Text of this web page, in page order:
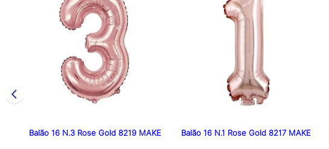
Balão 16 N.3 Rose Gold 8219 MAKE Balão 16 N.1 Rose Gold 8217 MAKE